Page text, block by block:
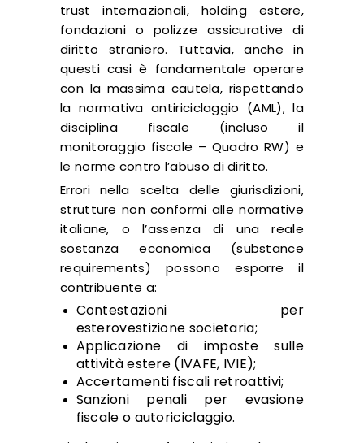
trust internazionali, holding estere,
fondazioni o polizze assicurative di
diritto straniero. Tuttavia, anche in
questi casi è fondamentale operare
con la massima cautela, rispettando
la normativa antiriciclaggio (AML), la
disciplina fiscale (incluso il
monitoraggio fiscale – Quadro RW) e
le norme contro l’abuso di diritto.
Errori nella scelta delle giurisdizioni,
strutture non conformi alle normative
italiane, o l’assenza di una reale
sostanza economica (substance
requirements) possono esporre il
contribuente a:
Contestazioni per
esterovestizione societaria;
Applicazione di imposte sulle
attività estere (IVAFE, IVIE);
Accertamenti fiscali retroattivi;
Sanzioni penali per evasione
fiscale o autoriciclaggio.